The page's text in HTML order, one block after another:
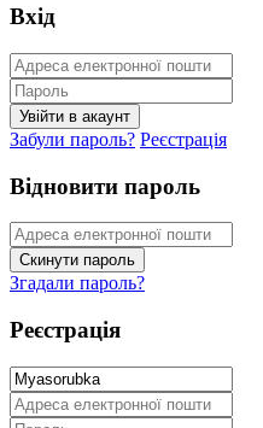
Вхід
Забули пароль? Реєстрація
Відновити пароль
Згадали пароль?
Реєстрація